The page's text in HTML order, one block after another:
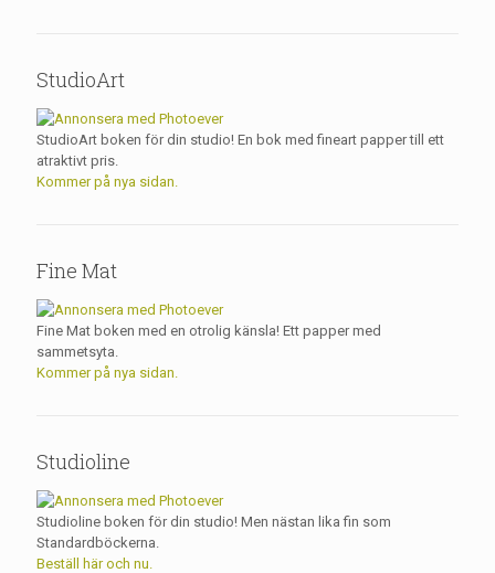
StudioArt
StudioArt boken för din studio! En bok med fineart papper till ett
atraktivt pris.
Kommer på nya sidan.
Fine Mat
Fine Mat boken med en otrolig känsla! Ett papper med
sammetsyta.
Kommer på nya sidan.
Studioline
Studioline boken för din studio! Men nästan lika fin som
Standardböckerna.
Beställ här och nu.